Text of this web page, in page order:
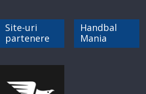
Site-uri
partenere
Handbal
Mania